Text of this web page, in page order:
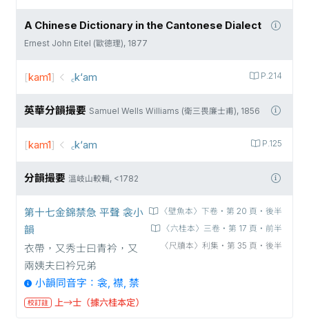
A Chinese Dictionary in the Cantonese Dialect
Ernest John Eitel (歐德理), 1877
P.214
[kam1] ꜀k‘am
英華分韻撮要 Samuel Wells Williams (衛三畏廉士甫), 1856
P.125
[kam1] ꜀k‘am
分韻撮要 溫岐山較輯, <1782
〈壁魚本〉下卷‧第 20 頁‧後半
〈六桂本〉三卷‧第 17 頁‧前半
〈尺牘本〉利集‧第 35 頁‧後半
第十七金錦禁急 平聲 衾小
韻
衣帶，又秀士曰青衿，又
兩姨夫曰衿兄弟
小韻同音字：衾, 襟, 禁
校訂註 上→士（據六桂本定）